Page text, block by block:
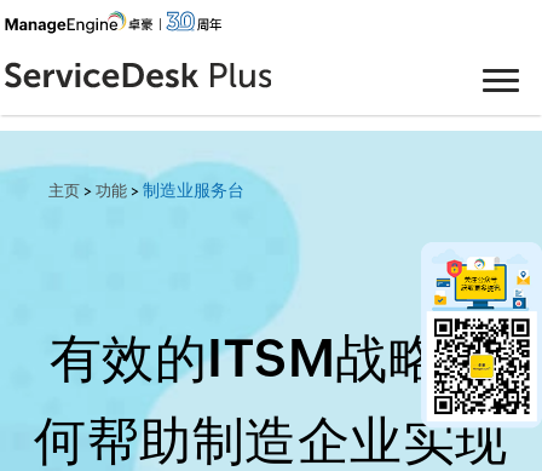
主页 > 功能 >制造业服务台
有效的ITSM战略如
何帮助制造企业实现